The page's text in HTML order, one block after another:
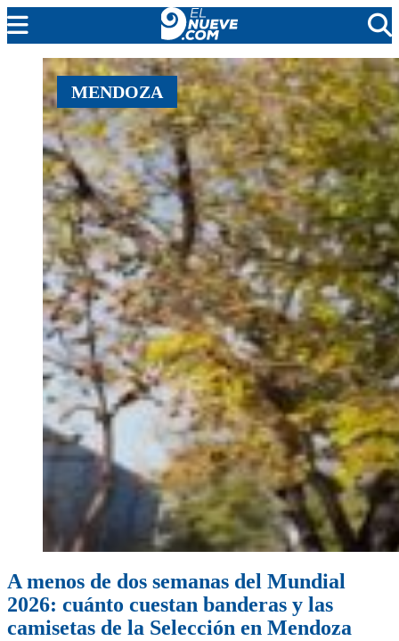
EL NUEVE
SOCIEDAD
POLÍTICA
POLICIALES
EN VIVO
MENDOZA
A menos de dos semanas del Mundial
2026: cuánto cuestan banderas y las
camisetas de la Selección en Mendoza